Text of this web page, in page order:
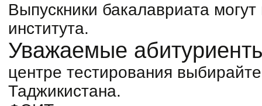
Выпускники бакалавриата
института.
Уважаемые
центре тестирования
Таджикистана.